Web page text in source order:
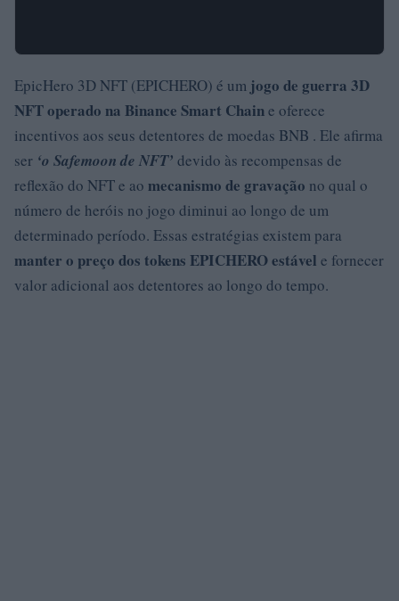
EpicHero 3D NFT (EPICHERO) é um jogo de guerra 3D
NFToperado na Binance Smart Chaine oferece
incentivos aos seus detentores de moedas BNB . Ele afirma
ser ‘o Safemoon de NFT’ devido às recompensas de
reflexão do NFT e ao mecanismo de gravação no qual o
número de heróis no jogo diminui ao longo de um
determinado período. Essas estratégias existem para
manter o preço dos tokens EPICHERO estável e fornecer
valor adicional aos detentores ao longo do tempo.